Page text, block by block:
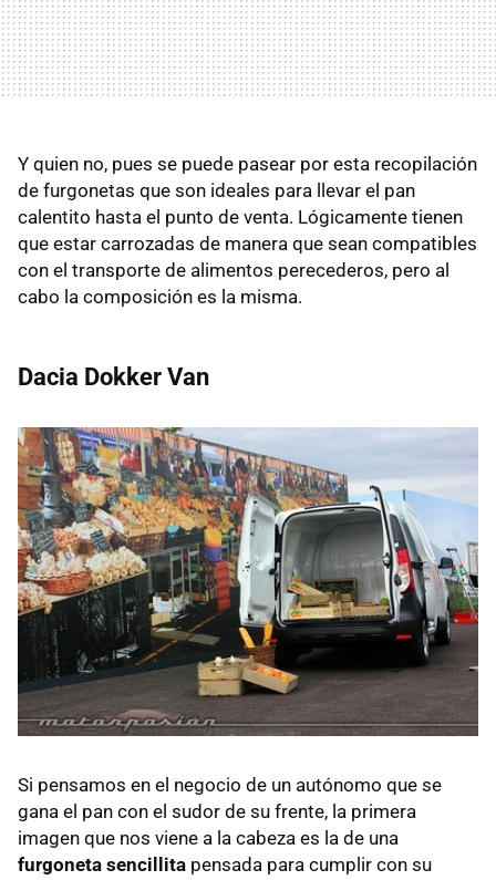
Y quien no, pues se puede pasear por esta recopilación
de furgonetas que son ideales para llevar el pan
calentito hasta el punto de venta. Lógicamente tienen
que estar carrozadas de manera que sean compatibles
con el transporte de alimentos perecederos, pero al
cabo la composición es la misma.
Dacia Dokker Van
Si pensamos en el negocio de un autónomo que se
gana el pan con el sudor de su frente, la primera
imagen que nos viene a la cabeza es la de una
furgoneta sencillita pensada para cumplir con su